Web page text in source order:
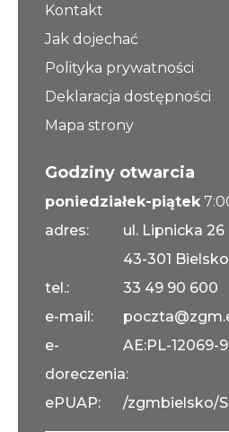
Kontakt
Jak dojechać
Polityka prywatności
Deklaracja dostępności
Mapa strony
Godziny otwarcia
poniedziałek-piątek
adres:
ul. Lipnicka 26
43-301
tel.:
33 49 90 600
e-mail:
e-
doreczenia:
AE:PL-12069-
ePUAP: /zgmbielsko/